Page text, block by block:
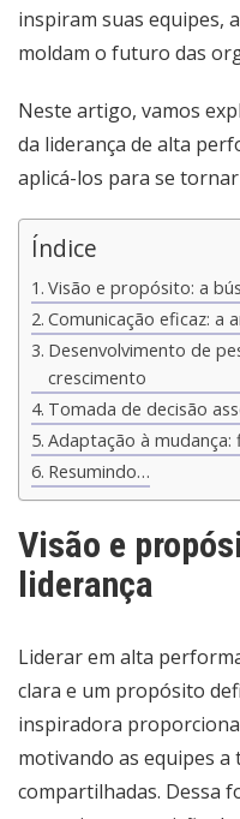
inspiram suas equipes,
moldam o futuro das
Neste artigo, vamos
da liderança de alta
aplicá-los para se
Índice
Visão e propósito: a
Comunicação eficaz: a
Desenvolvimento de
crescimento
Tomada de decisão
Adaptação à
Resumindo…
Visão e
liderança
Liderar em alta
clara e um propósito
inspiradora
motivando as equipes
compartilhadas. Dessa